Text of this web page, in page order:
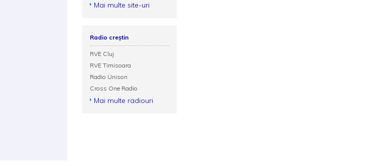
Mai multe site-uri
Radio creștin
RVE Cluj
RVE Timisoara
Radio Unison
Cross One Radio
Mai multe radiouri